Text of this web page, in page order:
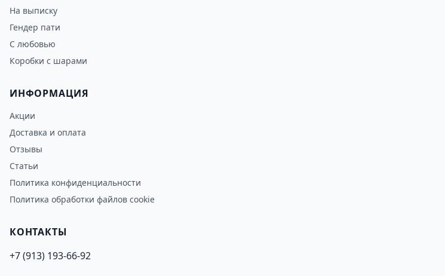
На выписку
Гендер пати
С любовью
Коробки с шарами
ИНФОРМАЦИЯ
Акции
Доставка и оплата
Отзывы
Статьи
Политика конфиденциальности
Политика обработки файлов cookie
КОНТАКТЫ
+7 (913) 193-66-92